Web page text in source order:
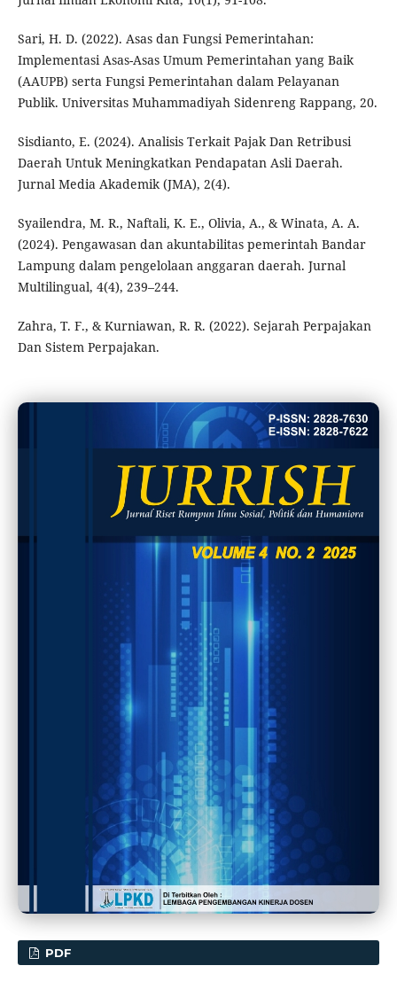
Sari, H. D. (2022). Asas dan Fungsi Pemerintahan:
Implementasi Asas-Asas Umum Pemerintahan yang Baik
(AAUPB) serta Fungsi Pemerintahan dalam Pelayanan
Publik. Universitas Muhammadiyah Sidenreng Rappang, 20.
Sisdianto, E. (2024). Analisis Terkait Pajak Dan Retribusi
Daerah Untuk Meningkatkan Pendapatan Asli Daerah.
Jurnal Media Akademik (JMA), 2(4).
Syailendra, M. R., Naftali, K. E., Olivia, A., & Winata, A. A.
(2024). Pengawasan dan akuntabilitas pemerintah Bandar
Lampung dalam pengelolaan anggaran daerah. Jurnal
Multilingual, 4(4), 239–244.
Zahra, T. F., & Kurniawan, R. R. (2022). Sejarah Perpajakan
Dan Sistem Perpajakan.
PDF